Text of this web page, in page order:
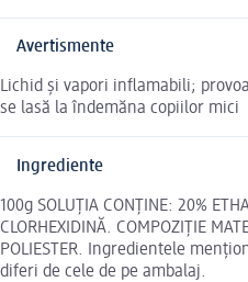
Avertismente
Lichid și vapori inflamabili;
se lasă la îndemăna copiilor mici
Ingrediente
100g SOLUȚIA CONȚINE: 20%
CLORHEXIDINĂ. COMPOZIȚIE
POLIESTER. Ingredientele
diferi de cele de pe ambalaj.